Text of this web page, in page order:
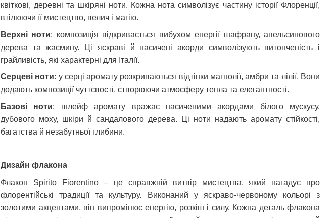
квіткові, деревні та шкіряні ноти. Кожна нота символізує частину історії Флоренції,
втілюючи її мистецтво, велич і магію.
Верхні ноти: композиція відкривається вибухом енергії шафрану, апельсинового
дерева та жасмину. Ці яскраві й насичені акорди символізують витонченість і
грайливість, які характерні для Італії.
Серцеві ноти: у серці аромату розкриваються відтінки магнолії, амбри та лілії. Вони
додають композиції чуттєвості, створюючи атмосферу тепла та елегантності.
Базові ноти: шлейф аромату вражає насиченими акордами білого мускусу,
дубового моху, шкіри й сандалового дерева. Ці ноти надають аромату стійкості,
багатства й незабутньої глибини.
Дизайн флакона
Флакон Spirito Fiorentino – це справжній витвір мистецтва, який нагадує про
флорентійські традиції та культуру. Виконаний у яскраво-червоному кольорі з
золотими акцентами, він випромінює енергію, розкіш і силу. Кожна деталь флакона